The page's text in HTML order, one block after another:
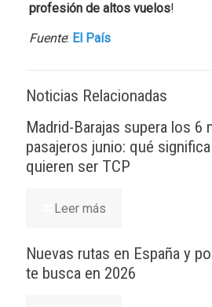
profesión de altos vuelos!
Fuente: El País
Noticias Relacionadas
Madrid-Barajas supera los 6
pasajeros junio: qué
quieren ser TCP
Leer más
Nuevas rutas en España y
te busca en 2026